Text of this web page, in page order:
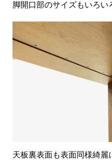
脚開口部のサイズもいろい
天板裏表面も表面同様綺麗